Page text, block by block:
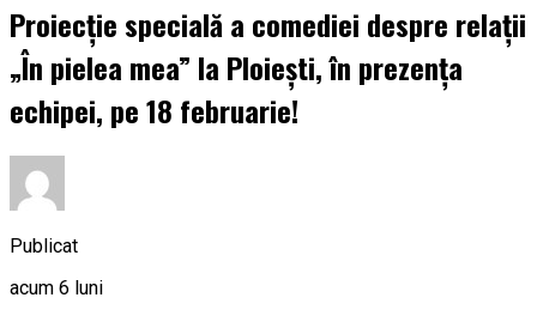
Proiecție specială a comediei despre relații
„În pielea mea” la Ploiești, în prezența
echipei, pe 18 februarie!
Publicat
acum 6 luni